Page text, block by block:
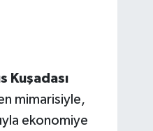
Kuşadası
mimarisiyle,
ekonomiye